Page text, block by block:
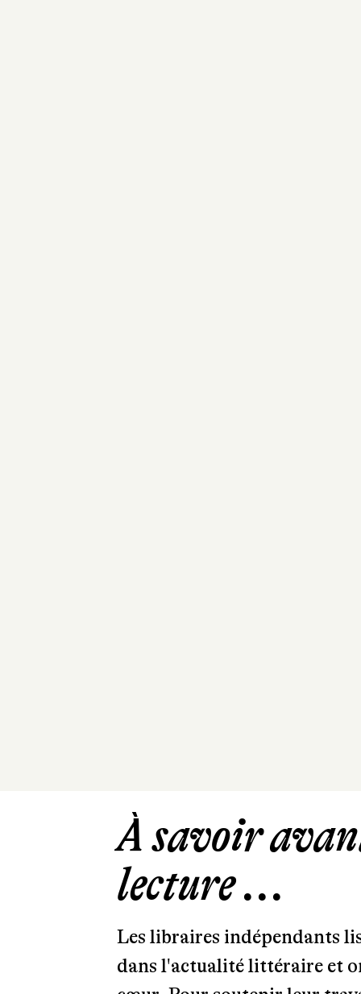
À savoir
lecture ...
Les libraires indépendants
dans l'actualité littéraire et